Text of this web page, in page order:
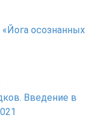
осознанных
Введение в